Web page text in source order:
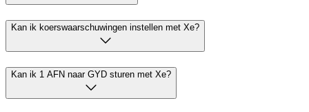
Kan ik koerswaarschuwingen instellen met Xe?
Kan ik 1 AFN naar GYD sturen met Xe?